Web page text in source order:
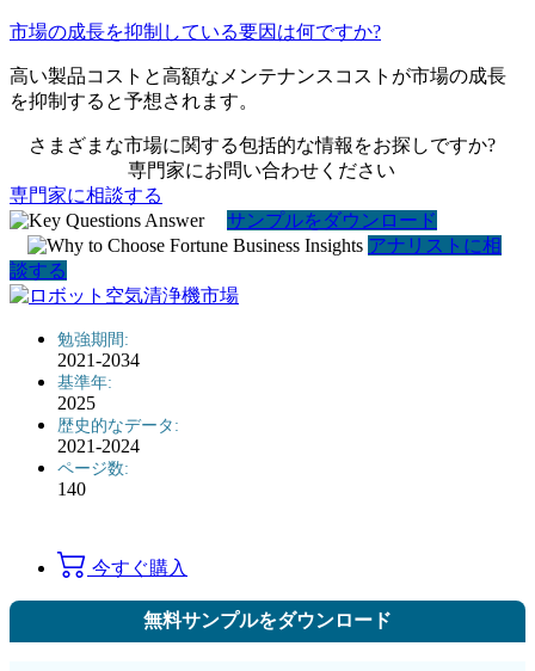
市場の成長を抑制している要因は何ですか?
高い製品コストと高額なメンテナンスコストが市場の成長
を抑制すると予想されます。
さまざまな市場に関する包括的な情報をお探しですか?
専門家にお問い合わせください
専門家に相談する
サンプルをダウンロード
アナリストに相
談する
勉強期間:
2021-2034
基準年:
2025
歴史的なデータ:
2021-2024
ページ数:
140
今すぐ購入
無料サンプルをダウンロード